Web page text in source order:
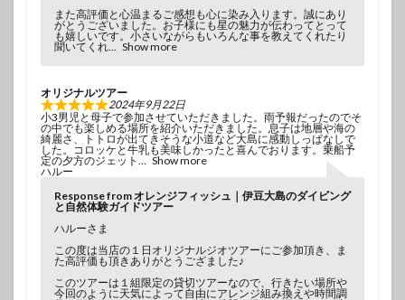
また高評価と心温まるご感想も心に染み入ります。誠にあり
がとうございました。お子様にも星の魅力が伝わってとって
も嬉しいです。小さいながらもいろんな事を教えてくれたり
聞いてくれ
Show more
オリジナルツアー
2024年9月22日
小3男児と母子で参加させていただきました。雨予報だったのでそ
の中でも楽しめる場所を紹介いただきました。息子は地層や海の
綺麗さ、トトロが出てきそうな小道など大島に感動しっぱなしで
した。コロッケと牛乳も美味しかったと喜んでおります。乗船予
定の夕方のジェット
Show more
ハルー
Response from オレンジフィッシュ｜伊豆大島のダイビング
と自然体験ガイドツアー
ハルーさま
この度は当店の１日オリジナルジオツアーにご参加頂き、ま
た高評価も頂きありがとうござました♪
このツアーは１組限定の貸切ツアーなので、行きたい場所や
今回のように天気によって自由にアレンジ組み換えや時間調